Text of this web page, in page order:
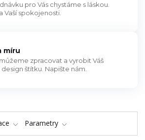
pro Vás chystáme s láskou.
Vaší spokojenosti.
míru
zpracovat a vyrobit Váš
design štítku. Napište nám.
Parametry